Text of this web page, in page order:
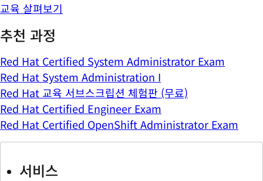
교육 살펴보기
추천 과정
Red Hat Certified System Administrator Exam
Red Hat System Administration I
Red Hat 교육 서브스크립션 체험판 (무료)
Red Hat Certified Engineer Exam
Red Hat Certified OpenShift Administrator Exam
서비스